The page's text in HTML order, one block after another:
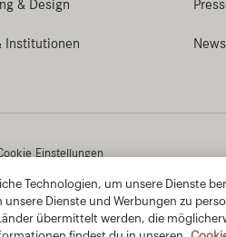
Technologien, um unsere Dienste
Dienste und Werbungen zu
übermittelt werden, die